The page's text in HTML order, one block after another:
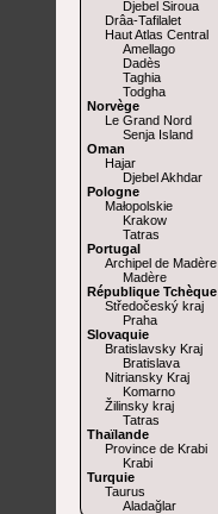
Djebel Siroua
Drâa-Tafilalet
Haut Atlas Central
Amellago
Dadès
Taghia
Todgha
Norvège
Le Grand Nord
Senja Island
Oman
Hajar
Djebel Akhdar
Pologne
Małopolskie
Krakow
Tatras
Portugal
Archipel de Madère
Madère
République Tchèque
Středočeský kraj
Praha
Slovaquie
Bratislavsky Kraj
Bratislava
Nitriansky Kraj
Komarno
Žilinsky kraj
Tatras
Thaïlande
Province de Krabi
Krabi
Turquie
Taurus
Aladağlar